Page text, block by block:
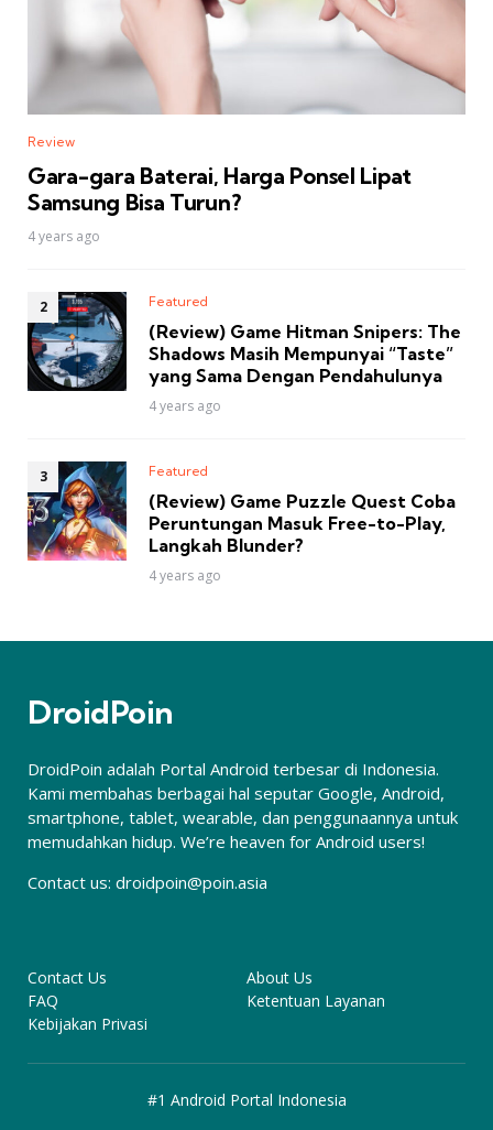
Review
Gara-gara Baterai, Harga Ponsel Lipat
Samsung Bisa Turun?
4 years ago
Featured
(Review) Game Hitman Snipers: The
Shadows Masih Mempunyai “Taste”
yang Sama Dengan Pendahulunya
4 years ago
Featured
(Review) Game Puzzle Quest Coba
Peruntungan Masuk Free-to-Play,
Langkah Blunder?
4 years ago
DroidPoin
DroidPoin adalah Portal Android terbesar di Indonesia.
Kami membahas berbagai hal seputar Google, Android,
smartphone, tablet, wearable, dan penggunaannya untuk
memudahkan hidup. We’re heaven for Android users!
Contact us: droidpoin@poin.asia
Contact Us
About Us
FAQ
Ketentuan Layanan
Kebijakan Privasi
#1 Android Portal Indonesia